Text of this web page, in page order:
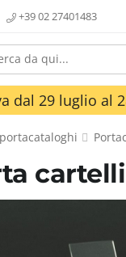
+39 02 27401483
dal 29 luglio al